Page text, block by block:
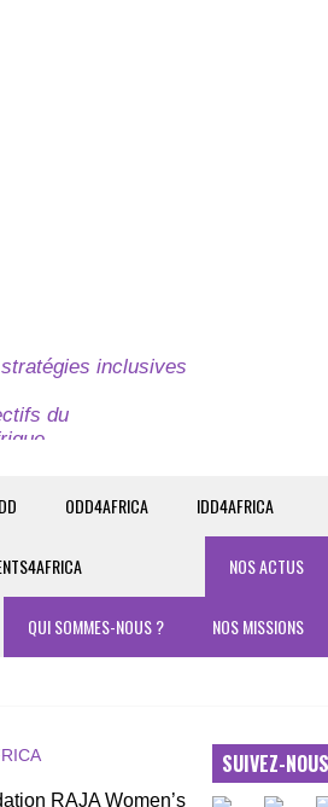
inclusives
du
ODD4AFRICA IDD4AFRICA
NOS ACTUS
NOS MISSIONS
QUI SOMMES-NOUS ?
SUIVEZ-